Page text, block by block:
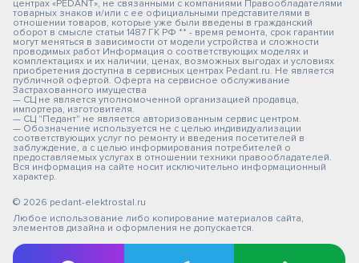
центрах «PEDANT», не связанными с компаниями Правообладателями
товарных знаков и/или с ее официальными представителями в
отношении товаров, которые уже были введены в гражданский
оборот в смысле статьи 1487 ГК РФ ** - время ремонта, срок гарантии
могут меняться в зависимости от модели устройства и сложности
проводимых работ Информация о соответствующих моделях и
комплектациях и их наличии, ценах, возможных выгодах и условиях
приобретения доступна в сервисных центрах Pedant.ru. Не является
публичной офертой. Оферта на сервисное обслуживание
Застрахованного имущества
— СЦ не является уполномоченной организацией продавца,
импортера, изготовителя.
— СЦ "Педант" не является авторизованным сервис центром.
— Обозначение используется не с целью индивидуализации
соответствующих услуг по ремонту и введения посетителей в
заблуждение, а с целью информирования потребителей о
предоставляемых услугах в отношении техники правообладателей.
Вся информация на сайте носит исключительно информационный
характер.
© 2026 pedant-elektrostal.ru
Любое использование либо копирование материалов сайта,
элементов дизайна и оформления не допускается.